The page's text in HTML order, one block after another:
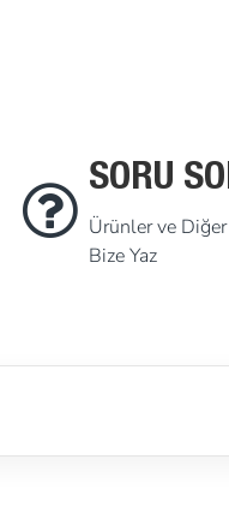
SORU
Ürünler ve
Bize Yaz